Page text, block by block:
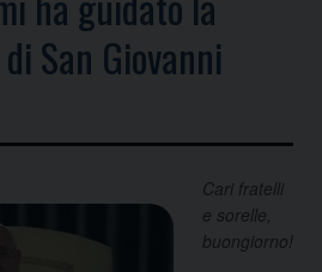
San Giovanni
Cari fratelli
e sorelle,
buongiorno!